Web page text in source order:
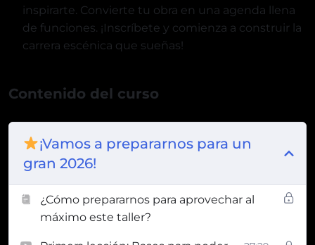
inspirarte. Convierte tu obra en una agenda llena
de funciones. ¡Inscríbete y comienza a construir la
carrera escénica que sueñas!
Contenido del curso
¡Vamos a prepararnos para un
gran 2026!
¿Cómo prepararnos para aprovechar al
máximo este taller?